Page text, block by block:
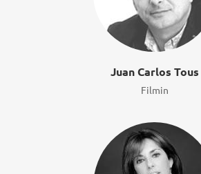
Juan Carlos Tous
Filmin